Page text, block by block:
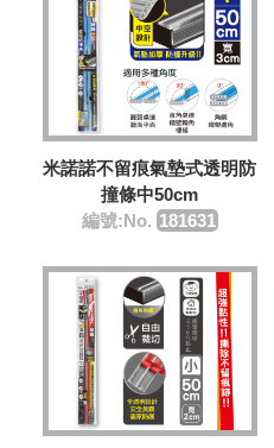
米諾諾不留痕氣墊式透明防
撞條中50cm
編號:No. 181631